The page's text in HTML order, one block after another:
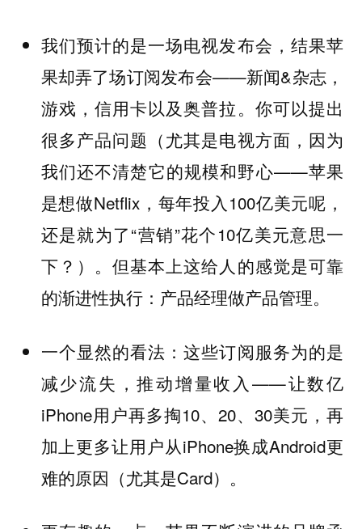
我们预计的是一场电视发布会，结果苹
果却弄了场订阅发布会——新闻&杂志，
游戏，信用卡以及奥普拉。你可以提出
很多产品问题（尤其是电视方面，因为
我们还不清楚它的规模和野心——苹果
是想做Netflix，每年投入100亿美元呢，
还是就为了“营销”花个10亿美元意思一
下？）。但基本上这给人的感觉是可靠
的渐进性执行：产品经理做产品管理。
一个显然的看法：这些订阅服务为的是
减少流失，推动增量收入——让数亿
iPhone用户再多掏10、20、30美元，再
加上更多让用户从iPhone换成Android更
难的原因（尤其是Card）。